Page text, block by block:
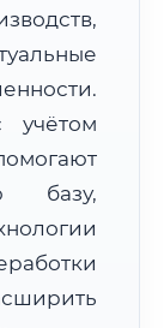
ФИС ФРДО
учётом
базу,